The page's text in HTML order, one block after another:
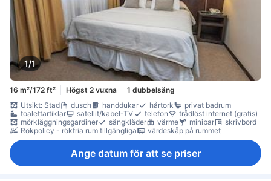
1/1
16 m²/172 ft² Högst 2 vuxna
1 dubbelsäng
Utsikt: Stad
dusch handdukar hårtork
privat badrum
toalettartiklar
satellit/kabel-TV telefon
trådlöst internet (gratis)
mörkläggningsgardiner
sängkläder värme minibar
skrivbord
Rökpolicy - rökfria rum tillgängliga
värdeskåp på rummet
Ange datum för att se priser